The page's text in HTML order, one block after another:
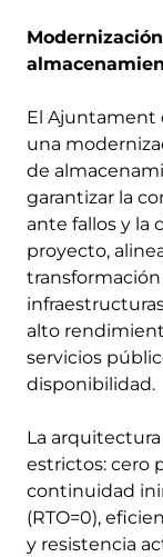
El Ajuntament
una
de
garantizar la
ante fallos y la
proyecto,
alto
servicios
disponibilidad.
La
estrictos: cero
continuidad
(RTO=0),
y resistencia